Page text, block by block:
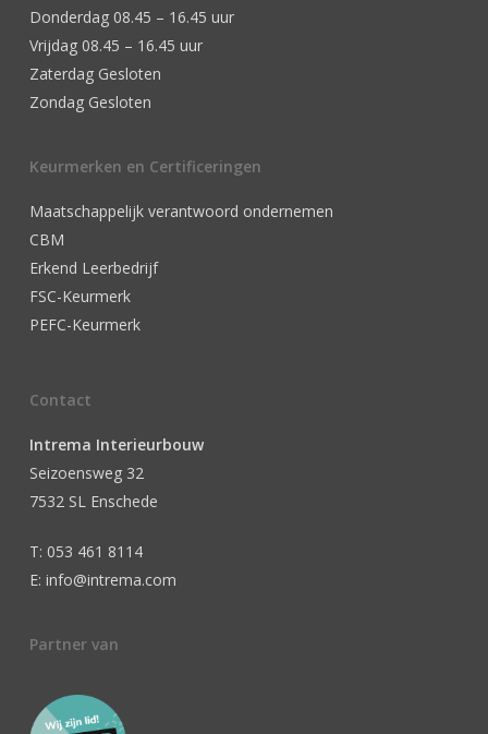
Donderdag 08.45 – 16.45 uur
Vrijdag 08.45 – 16.45 uur
Zaterdag Gesloten
Zondag Gesloten
Keurmerken en Certificeringen
Maatschappelijk verantwoord ondernemen
CBM
Erkend Leerbedrijf
FSC-Keurmerk
PEFC-Keurmerk
Contact
Intrema Interieurbouw
Seizoensweg 32
7532 SL Enschede
T: 053 461 8114
E: info@intrema.com
Partner van